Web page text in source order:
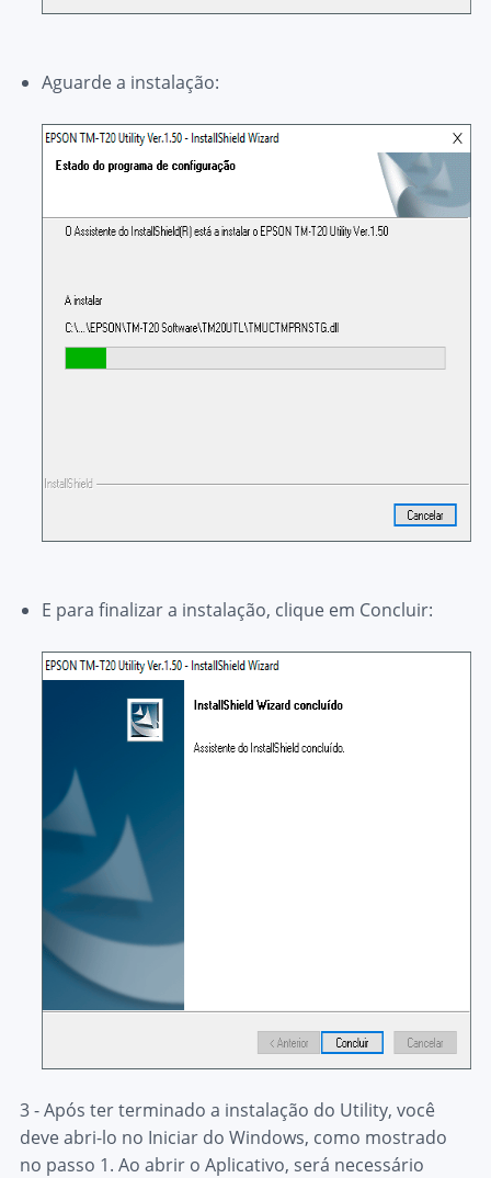
Aguarde a instalação:
E para finalizar a instalação, clique em Concluir:
3 - Após ter terminado a instalação do Utility, você
deve abri-lo no Iniciar do Windows, como mostrado
no passo 1. Ao abrir o Aplicativo, será necessário